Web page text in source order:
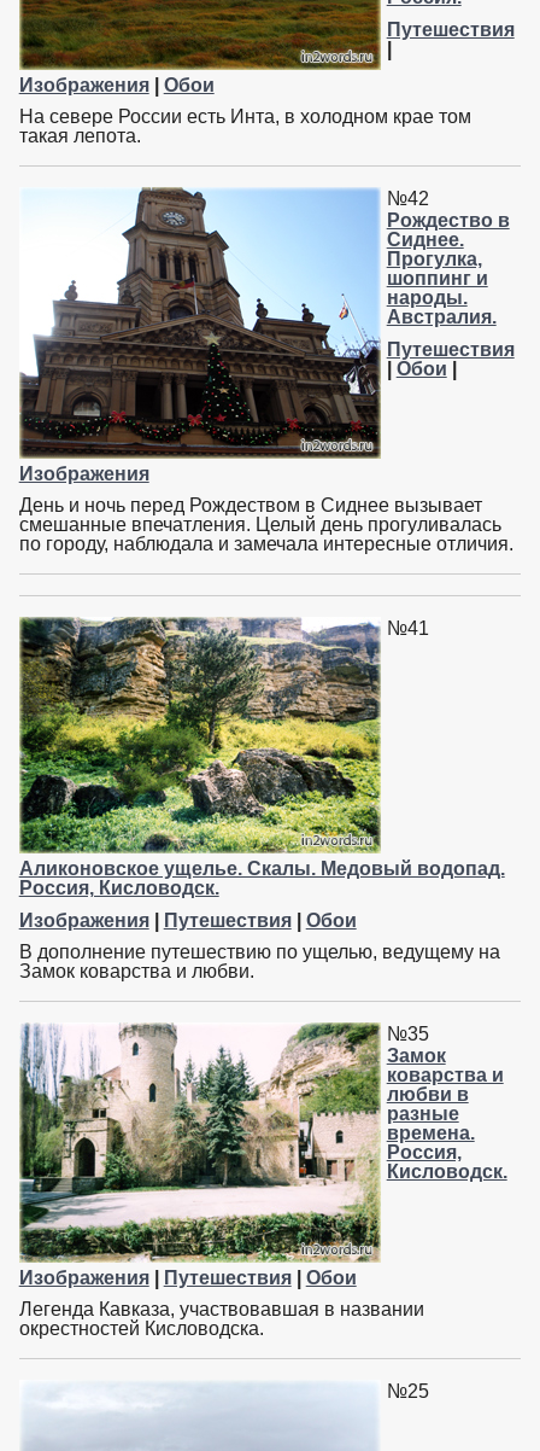
Путешествия
Изображения| Обои
На севере России есть Инта, в холодном крае том
такая лепота.
№42
Рождество в
Сиднее.
Прогулка,
шоппинг и
народы.
Австралия.
Путешествия
Обои
Изображения
День и ночь перед Рождеством в Сиднее вызывает
смешанные впечатления. Целый день прогуливалась
по городу, наблюдала и замечала интересные отличия.
№41
Аликоновское ущелье. Скалы. Медовый водопад.
Россия, Кисловодск.
Изображения| Путешествия| Обои
В дополнение путешествию по ущелью, ведущему на
Замок коварства и любви.
№35
Замок
коварства и
любви в
разные
времена.
Россия,
Кисловодск.
Изображения| Путешествия| Обои
Легенда Кавказа, участвовавшая в названии
окрестностей Кисловодска.
№25